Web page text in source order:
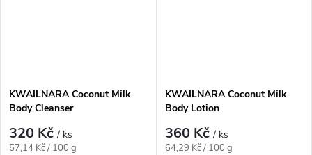
KWAILNARA Coconut Milk
Body Cleanser
320 Kč/ ks
Měrná
57,14 Kč / 100 g
KWAILNARA Coconut Milk
Body Lotion
360 Kč/ ks
Měrná
64,29 Kč / 100 g